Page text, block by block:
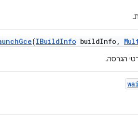
Gce(IBuildInfo buildInfo ,